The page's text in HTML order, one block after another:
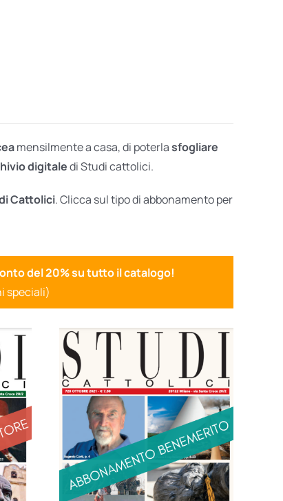
mensilmente a casa, di poterlasfogliare
digitaledi Studi cattolici.
Cattolici. Clicca sul tipo di abbonamento per
del 20% su tutto il catalogo!
speciali)